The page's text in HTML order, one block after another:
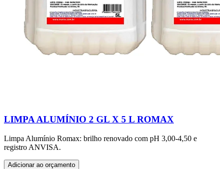
LIMPA ALUMÍNIO 2 GL X 5 L ROMAX
Limpa Alumínio Romax: brilho renovado com pH 3,00-4,50 e
registro ANVISA.
Adicionar ao orçamento